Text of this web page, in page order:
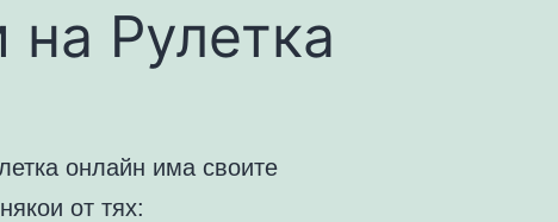
на Рулетка
онлайн има своите
от тях: